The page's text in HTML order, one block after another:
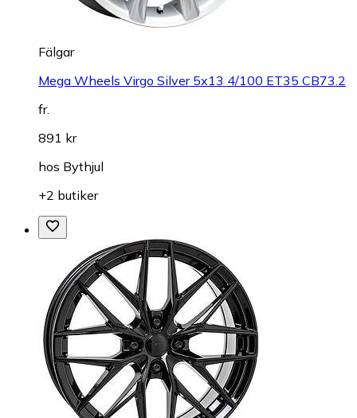
Fälgar
Mega Wheels Virgo Silver 5x13 4/100 ET35 CB73.2
fr.
891 kr
hos Bythjul
+2 butiker